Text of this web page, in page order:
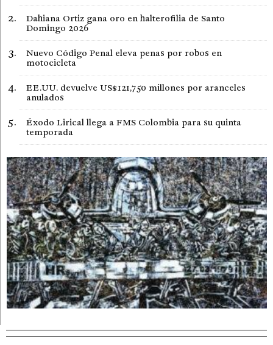
Dahiana Ortiz gana oro en halterofilia de Santo
Domingo 2026
Nuevo Código Penal eleva penas por robos en
motocicleta
EE.UU. devuelve US$121,750 millones por aranceles
anulados
Éxodo Lirical llega a FMS Colombia para su quinta
temporada